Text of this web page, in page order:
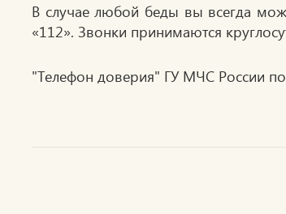
В случае любой беды вы всегда
«112». Звонки принимаются
"Телефон доверия" ГУ МЧС России